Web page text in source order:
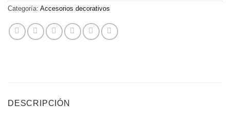
Categoría: Accesorios decorativos
DESCRIPCIÓN